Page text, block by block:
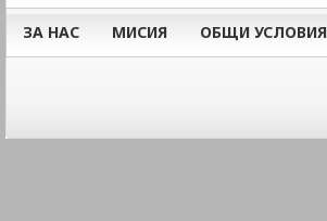
ЗА НАС МИСИЯ ОБЩИ УСЛОВИЯ